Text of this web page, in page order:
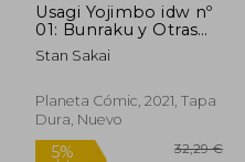
Usagi Yojimbo idw nº
01: Bunraku y Otras
Historias
Stan Sakai
Planeta Cómic, 2021, Tapa
Dura, Nuevo